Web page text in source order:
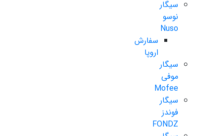
سیگار
نوسو
Nuso
سفارش
اروپا
سیگار
موفی
Mofee
سیگار
فوندز
FONDZ